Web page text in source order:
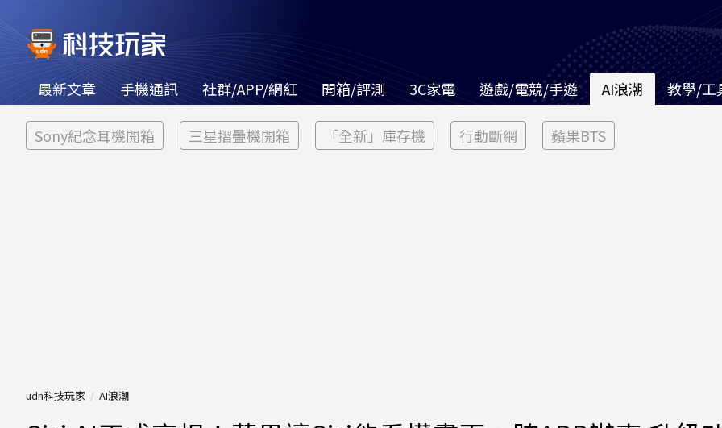
最新文章 手機通訊 社群/APP/網紅 開箱/評測 3C家電 遊戲/電競/手遊 AI浪潮 教學/工
Sony紀念耳機開箱 三星摺疊機開箱 「全新」庫存機 行動斷網 蘋果BTS
udn科技玩家 AI浪潮